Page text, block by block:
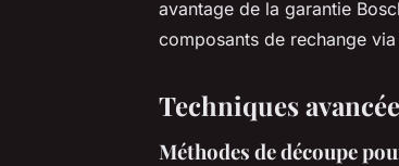
avantage de la garantie
composants de rechange
Techniques
Méthodes de découpe